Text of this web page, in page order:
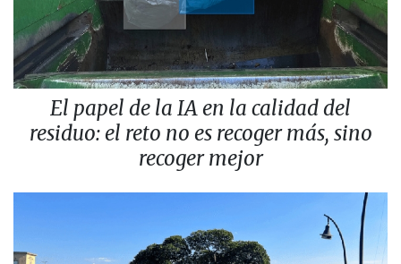
El papel de la IA en la calidad del
residuo: el reto no es recoger más, sino
recoger mejor